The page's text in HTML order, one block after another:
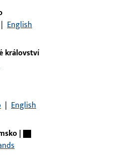
S4010028 | WINKELBL.2 18251
| English
království
| English
|